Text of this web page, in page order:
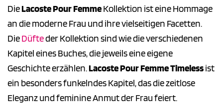
DieLacoste Pour FemmeKollektion ist eine Hommage
an die moderne Frau und ihre vielseitigen Facetten.
DieDüfteder Kollektion sind wie die verschiedenen
Kapitel eines Buches, die jeweils eine eigene
Geschichte erzählen.Lacoste Pour Femme Timelessist
ein besonders funkelndes Kapitel, das die zeitlose
Eleganz und feminine Anmut der Frau feiert.